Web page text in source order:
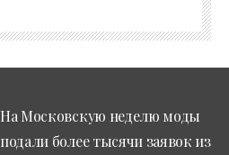
На Московскую неделю моды
подали более тысячи заявок из